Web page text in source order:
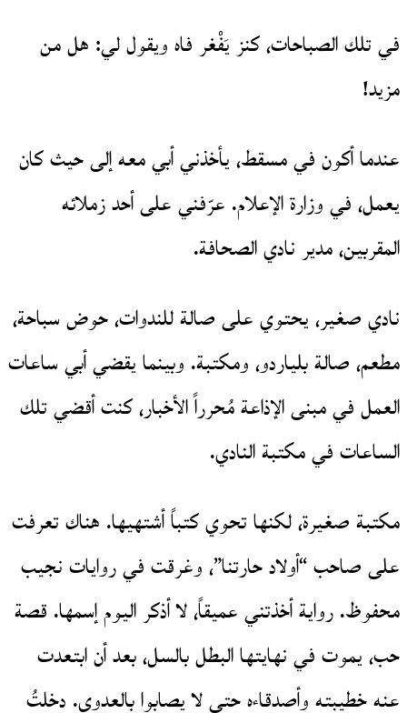
في تلك الصباحات، كنز يَفْغر فاه ويقول لي: هل من
مزيد!
عندما أكون في مسقط، يأخذني أبي معه إلى حيث كان
يعمل، في وزارة الإعلام. عرّفني على أحد زملائه
المقربين، مدير نادي الصحافة.
نادي صغير، يحتوي على صالة للندوات، حوض سباحة،
مطعم، صالة بلياردو، ومكتبة. وبينما يقضي أبي ساعات
العمل في مبنى الإذاعة مُحرراً الأخبار، كنت أقضي تلك
الساعات في مكتبة النادي.
مكتبة صغيرة، لكنها تحوي كتباً أشتهيها. هناك تعرفت
على صاحب “أولاد حارتنا”، وغرقت في روايات نجيب
محفوظ. رواية أخذتني عميقاً، لا أذكر اليوم إسمها. قصة
حب، يموت في نهايتها البطل بالسل، بعد أن ابتعدت
عنه خطيبته وأصدقاءه حتى لا يصابوا بالعدوى. دخلتُ